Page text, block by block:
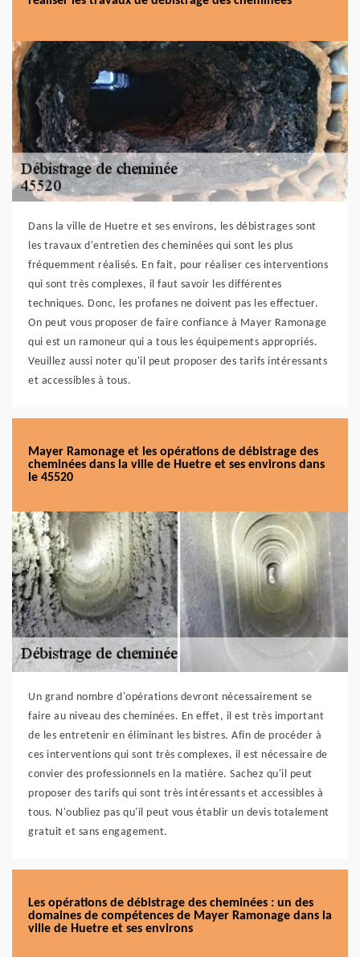
Dans la ville de Huetre et ses environs, les débistrages sont
les travaux d'entretien des cheminées qui sont les plus
fréquemment réalisés. En fait, pour réaliser ces interventions
qui sont très complexes, il faut savoir les différentes
techniques. Donc, les profanes ne doivent pas les effectuer.
On peut vous proposer de faire confiance à Mayer Ramonage
qui est un ramoneur qui a tous les équipements appropriés.
Veuillez aussi noter qu'il peut proposer des tarifs intéressants
et accessibles à tous.
Mayer Ramonage et les opérations de débistrage des
cheminées dans la ville de Huetre et ses environs dans
le 45520
Un grand nombre d'opérations devront nécessairement se
faire au niveau des cheminées. En effet, il est très important
de les entretenir en éliminant les bistres. Afin de procéder à
ces interventions qui sont très complexes, il est nécessaire de
convier des professionnels en la matière. Sachez qu'il peut
proposer des tarifs qui sont très intéressants et accessibles à
tous. N'oubliez pas qu'il peut vous établir un devis totalement
gratuit et sans engagement.
Les opérations de débistrage des cheminées : un des
domaines de compétences de Mayer Ramonage dans la
ville de Huetre et ses environs